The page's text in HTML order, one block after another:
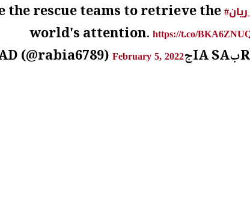
the rescue teams to retrieve the
world's attention.https://t.co/
February 5, 2022